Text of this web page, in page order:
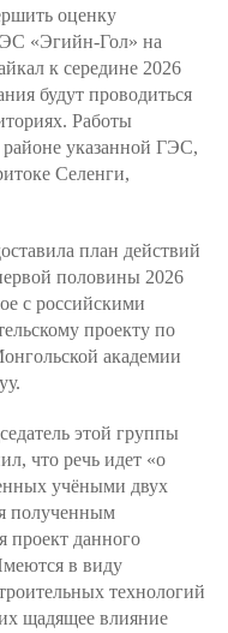
оценку
«Эгийн-Гол» на
к середине 2026
будут проводиться
Работы
районе указанной ГЭС,
Селенги,
план действий
половины 2026
с российскими
проекту по
академии
этой группы
что речь идет «о
учёными двух
полученным
проект данного
в виду
технологий
щадящее влияние